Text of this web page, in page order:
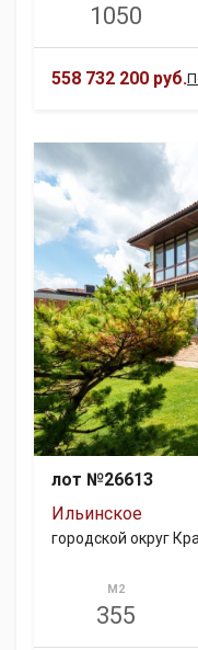
1050
558 732 200 руб.
лот №26613
Ильинское
городской округ
М2
355